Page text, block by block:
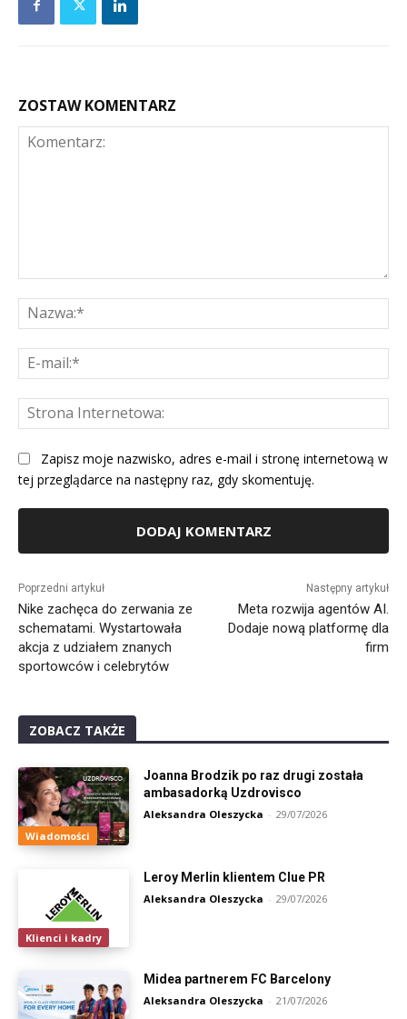
ZOSTAW KOMENTARZ
Zapisz moje nazwisko, adres e-mail i stronę internetową w
tej przeglądarce na następny raz, gdy skomentuję.
Poprzedni artykuł
Nike zachęca do zerwania ze
schematami. Wystartowała
akcja z udziałem znanych
sportowców i celebrytów
Następny artykuł
Meta rozwija agentów AI.
Dodaje nową platformę dla
firm
ZOBACZ TAKŻE
Wiadomości
Joanna Brodzik po raz drugi została
ambasadorką Uzdrovisco
Aleksandra Oleszycka - 29/07/2026
Klienci i kadry
Leroy Merlin klientem Clue PR
Aleksandra Oleszycka - 29/07/2026
Midea partnerem FC Barcelony
Aleksandra Oleszycka - 21/07/2026